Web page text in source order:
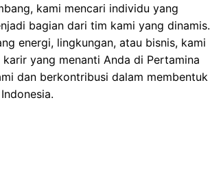
kami mencari individu yang
bagian dari tim kami yang dinamis.
energi, lingkungan, atau bisnis, kami
yang menanti Anda di Pertamina
dan berkontribusi dalam membentuk